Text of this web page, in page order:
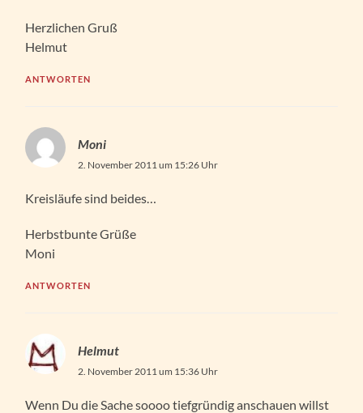
Herzlichen Gruß
Helmut
ANTWORTEN
Moni
2. November 2011 um 15:26 Uhr
Kreisläufe sind beides…
Herbstbunte Grüße
Moni
ANTWORTEN
Helmut
2. November 2011 um 15:36 Uhr
Wenn Du die Sache soooo tiefgründig anschauen willst